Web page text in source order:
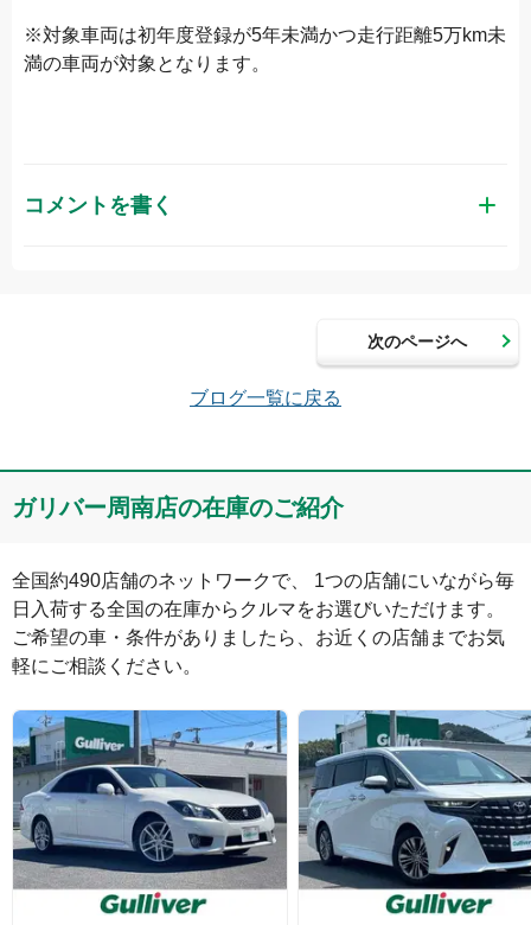
※対象車両は初年度登録が5年未満かつ走行距離5万km未
満の車両が対象となります。
コメントを書く
メールアドレス（半角英数）
コメント
絵文字は投稿時に削除します 0 文字/140文字
Captcha
次のページへ
ブログ一覧に戻る
ガリバー周南店の在庫のご紹介
全国約490店舗のネットワークで、 1つの店舗にいながら毎
日入荷する全国の在庫からクルマをお選びいただけます。
ご希望の車・条件がありましたら、お近くの店舗までお気
軽にご相談ください。